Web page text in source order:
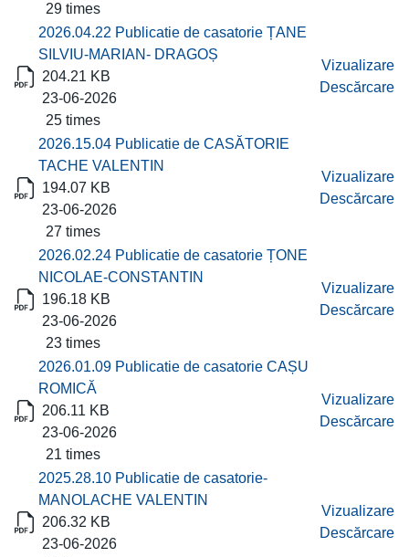
29 times
2026.04.22 Publicatie de casatorie ȚANE
SILVIU-MARIAN- DRAGOȘ
204.21 KB
23-06-2026
25 times
Vizualizare
Descărcare
2026.15.04 Publicatie de CASĂTORIE
TACHE VALENTIN
194.07 KB
23-06-2026
27 times
Vizualizare
Descărcare
2026.02.24 Publicatie de casatorie ȚONE
NICOLAE-CONSTANTIN
196.18 KB
23-06-2026
23 times
Vizualizare
Descărcare
2026.01.09 Publicatie de casatorie CAȘU
ROMICĂ
206.11 KB
23-06-2026
21 times
Vizualizare
Descărcare
2025.28.10 Publicatie de casatorie-
MANOLACHE VALENTIN
206.32 KB
23-06-2026
Vizualizare
Descărcare